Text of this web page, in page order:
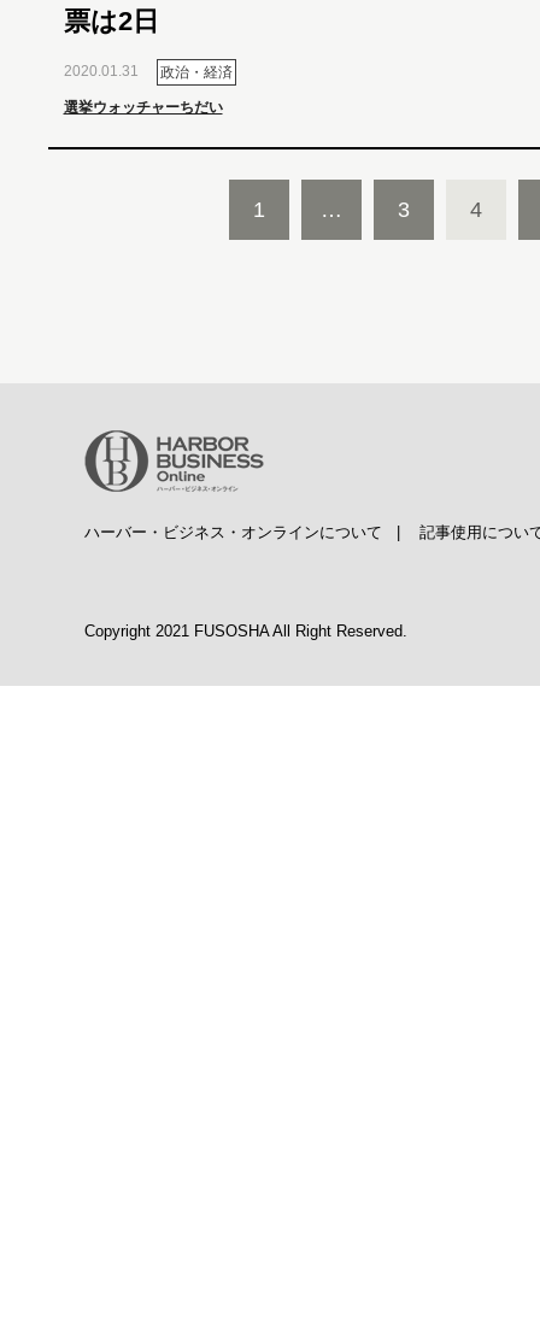
票は2日
2020.01.31 政治・経済
選挙ウォッチャーちだい
1 … 3 4
ハーバー・ビジネス・オンラインについて 記事使用につい
Copyright 2021 FUSOSHA All Right Reserved.